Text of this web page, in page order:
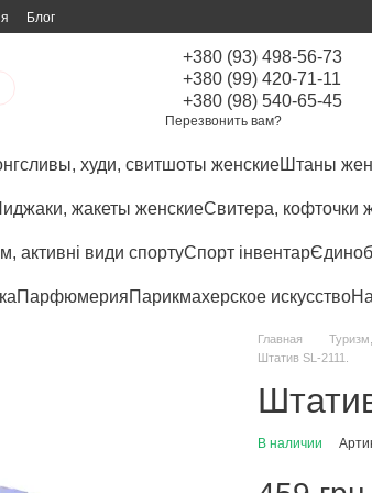
Блог
+380 (93) 498-56-73
+380 (99) 420-71-11
+380 (98) 540-65-45
Перезвонить вам?
худи, свитшоты женскиеШтаны
жакеты женскиеСвитера, кофточки
активні види спортуСпорт інвентар
ПарфюмерияПарикмахерское искусство
Главная
Штатив SL-2111.
В наличии